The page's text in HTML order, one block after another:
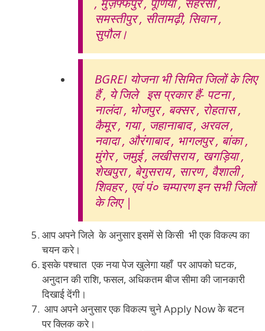
समस्तीपुर , सीतामढ़ी, सिवान ,
सुपौल।
BGREI योजना भी सिमित जिलों के लिए
हैं , ये जिले इस प्रकार हैं- पटना ,
नालंदा , भोजपुर , बक्सर , रोहतास ,
कैमूर , गया , जहानाबाद , अरवल ,
नवादा , औरंगाबाद , भागलपुर , बांका ,
मुंगेर , जमुई , लखीसराय , खगड़िया ,
शेखपुरा , बेगुसराय , सारण , वैशाली ,
शिवहर , एवं पं० चम्पारण इन सभी जिलों
के लिए |
आप अपने जिले के अनुसार इसमें से किसी भी एक विकल्प का
चयन करे।
इसके पश्चात एक नया पेज खुलेगा यहाँ पर आपको घटक,
अनुदान की राशि, फसल, अधिकतम बीज सीमा की जानकारी
दिखाई देंगी।
आप अपने अनुसार एक विकल्प चुने Apply Now के बटन
पर क्लिक करे।